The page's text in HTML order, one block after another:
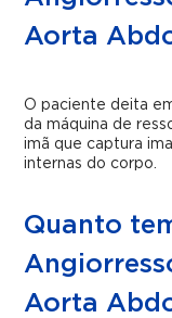
Aorta
O paciente deita
da máquina de
imã que captura
internas do corpo.
Quanto
Aorta